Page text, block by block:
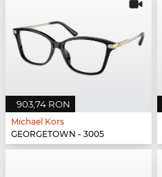
903,74 RON
Michael Kors
GEORGETOWN - 3005